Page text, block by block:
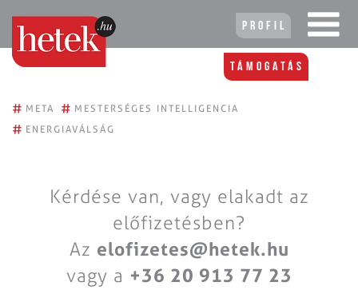
Profil
Támogatás
# META # MESTERSÉGES INTELLIGENCIA
# ENERGIAVÁLSÁG
Kérdése van, vagy elakadt az
előfizetésben?
Az elofizetes@hetek.hu
vagy a +36 20 913 77 23